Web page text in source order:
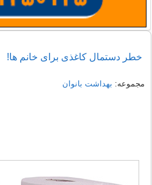
خطر دستمال کاغذی برای خانم ها!
مجموعه: بهداشت بانوان